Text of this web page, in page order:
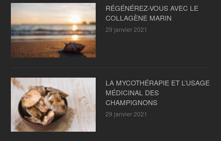
RÉGÉNÉREZ-VOUS AVEC LE
COLLAGÈNE MARIN
29 janvier 2021
LA MYCOTHÉRAPIE ET L’USAGE
MÉDICINAL DES
CHAMPIGNONS
29 janvier 2021